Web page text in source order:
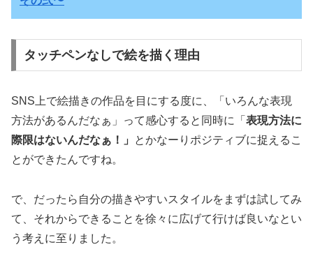
タッチペンなしで絵を描く理由
SNS上で絵描きの作品を目にする度に、「いろんな表現
方法があるんだなぁ」って感心すると同時に「 表現方法に
際限はないんだなぁ！」
とかなーりポジティブに捉えるこ
とができたんですね。
で、だったら自分の描きやすいスタイルをまずは試してみ
て、それからできることを徐々に広げて行けば良いなとい
う考えに至りました。